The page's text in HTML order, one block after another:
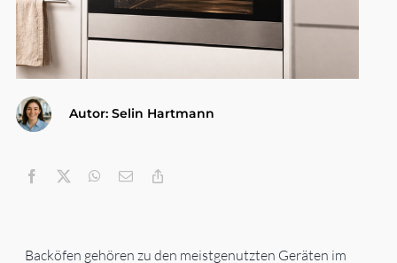
Gesundheit & Körperpflege
Autor: Selin Hartmann
Backöfen gehören zu den meistgenutzten Geräten im